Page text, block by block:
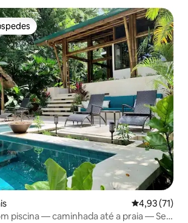
4,93 de uma
4,93 (71)
piscina — caminhada até a praia — Sea